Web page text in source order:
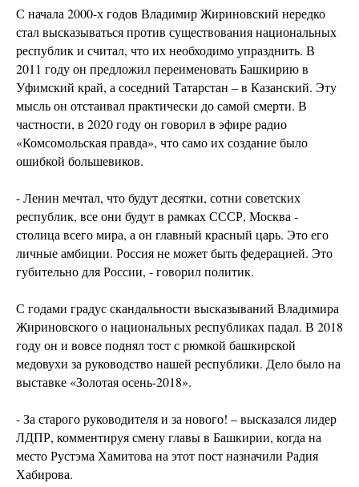
С начала 2000-х годов Владимир Жириновский нередко
стал высказываться против существования национальных
республик и считал, что их необходимо упразднить. В
2011 году он предложил переименовать Башкирию в
Уфимский край, а соседний Татарстан – в Казанский. Эту
мысль он отстаивал практически до самой смерти. В
частности, в 2020 году он говорил в эфире радио
«Комсомольская правда», что само их создание было
ошибкой большевиков.
- Ленин мечтал, что будут десятки, сотни советских
республик, все они будут в рамках СССР, Москва -
столица всего мира, а он главный красный царь. Это его
личные амбиции. Россия не может быть федерацией. Это
губительно для России, - говорил политик.
С годами градус скандальности высказываний Владимира
Жириновского о национальных республиках падал. В 2018
году он и вовсе поднял тост с рюмкой башкирской
медовухи за руководство нашей республики. Дело было на
выставке «Золотая осень-2018».
- За старого руководителя и за нового! – высказался лидер
ЛДПР, комментируя смену главы в Башкирии, когда на
место Рустэма Хамитова на этот пост назначили Радия
Хабирова.